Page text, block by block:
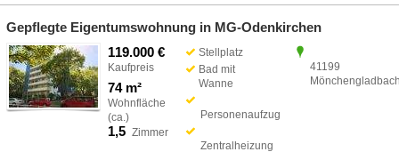
Gepflegte Eigentumswohnung in MG-Odenkirchen
119.000 €
Kaufpreis
74 m²
Wohnfläche
(ca.)
1,5 Zimmer
Stellplatz
Bad mit
Wanne
Personenaufzug
Zentralheizung
41199